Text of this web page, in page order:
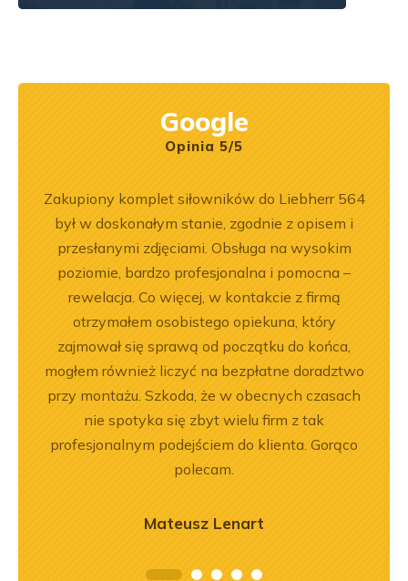
Google
Opinia 5/5
Zakupiony komplet siłowników do Liebherr 564
był w doskonałym stanie, zgodnie z opisem i
przesłanymi zdjęciami. Obsługa na wysokim
poziomie, bardzo profesjonalna i pomocna –
rewelacja. Co więcej, w kontakcie z firmą
otrzymałem osobistego opiekuna, który
zajmował się sprawą od początku do końca,
mogłem również liczyć na bezpłatne doradztwo
przy montażu. Szkoda, że w obecnych czasach
nie spotyka się zbyt wielu firm z tak
profesjonalnym podejściem do klienta. Gorąco
polecam.
Mateusz Lenart